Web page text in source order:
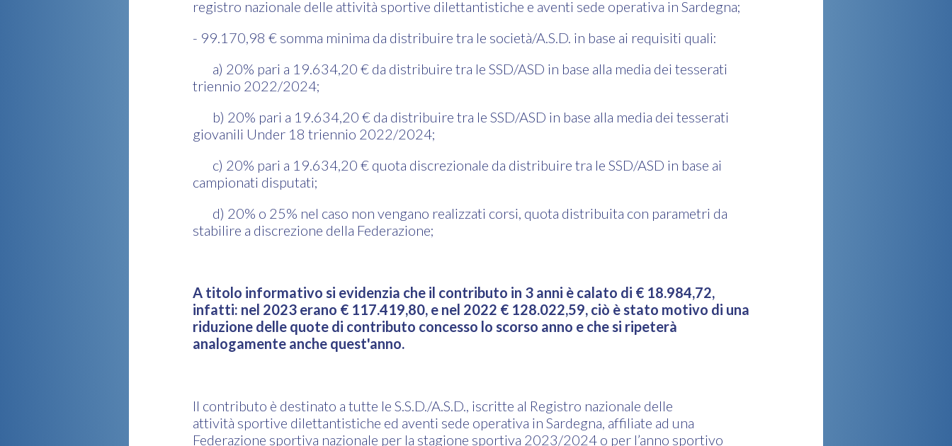
registro nazionale delle attività sportive dilettantistiche e aventi sede operativa in Sardegna;
- 99.170,98 € somma minima da distribuire tra le società/A.S.D. in base ai requisiti quali:
a) 20% pari a 19.634,20 € da distribuire tra le SSD/ASD in base alla media dei tesserati
triennio 2022/2024;
b) 20% pari a 19.634,20 € da distribuire tra le SSD/ASD in base alla media dei tesserati
giovanili Under 18 triennio 2022/2024;
c) 20% pari a 19.634,20 € quota discrezionale da distribuire tra le SSD/ASD in base ai
campionati disputati;
d) 20% o 25% nel caso non vengano realizzati corsi, quota distribuita con parametri da
stabilire a discrezione della Federazione;
A titolo informativo si evidenzia che il contributo in 3 anni è calato di € 18.984,72,
infatti: nel 2023 erano € 117.419,80, e nel 2022 € 128.022,59, ciò è stato motivo di una
riduzione delle quote di contributo concesso lo scorso anno e che si ripeterà
analogamente anche quest'anno.
Il contributo è destinato a tutte le S.S.D./A.S.D., iscritte al Registro nazionale delle
attività sportive dilettantistiche ed aventi sede operativa in Sardegna, affiliate ad una
Federazione sportiva nazionale per la stagione sportiva 2023/2024 o per l’anno sportivo